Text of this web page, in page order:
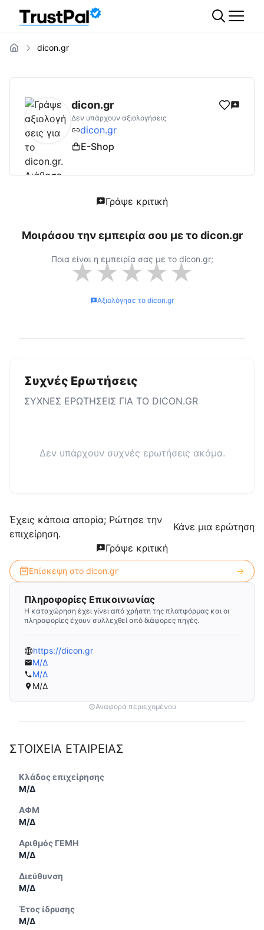
dicon.gr
dicon.grΑξιολογήσεις | Δες Αξιολογήσεις
dicon.gr
Δεν υπάρχουν αξιολογήσεις
dicon.gr
E-Shop
Γράψε κριτική
Μοιράσου την εμπειρία σου με τοdicon.gr
Ποια είναι η εμπειρία σας με το dicon.gr;
★★★★★
Αξιολόγησε το dicon.gr
Συχνές Ερωτήσεις
ΣΥΧΝΕΣ ΕΡΩΤΗΣΕΙΣ ΓΙΑ ΤΟ DICON.GR
Δεν υπάρχουν συχνές ερωτήσεις ακόμα.
Έχεις κάποια απορία; Ρώτησε την
επιχείρηση.
Κάνε μια ερώτηση
Γράψε κριτική
Επίσκεψη στο dicon.gr
Πληροφορίες Επικοινωνίας
Η καταχώρηση έχει γίνει από χρήστη της πλατφόρμας και οι
πληροφορίες έχουν συλλεχθεί από διάφορες πηγές.
https://dicon.gr
Μ/Δ
Μ/Δ
Μ/Δ
Αναφορά περιεχομένου
ΣΤΟΙΧΕΙΑ ΕΤΑΙΡΕΙΑΣ
Κλάδος επιχείρησης
Μ/Δ
ΑΦΜ
Μ/Δ
Αριθμός ΓΕΜΗ
Μ/Δ
Διεύθυνση
Μ/Δ
Έτος ίδρυσης
Μ/Δ